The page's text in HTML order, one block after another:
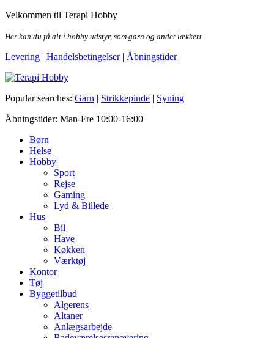
Skip
the
Velkommen til Terapi Hobby
Her kan du få alt i hobby udstyr, som garn og andet lækkert
Levering | Handelsbetingelser| Åbningstider
Terapi Hobby
Popular searches: Garn | Strikkepinde | Syning
Åbningstider: Man-Fre 10:00-16:00
Børn
Helse
Hobby
Sport
Rejse
Gaming
Lyd & Billede
Hus
Bil
Have
Køkken
Værktøj
Kontor
Tøj
Byggetilbud
Algerens
Altaner
Anlægsarbejde